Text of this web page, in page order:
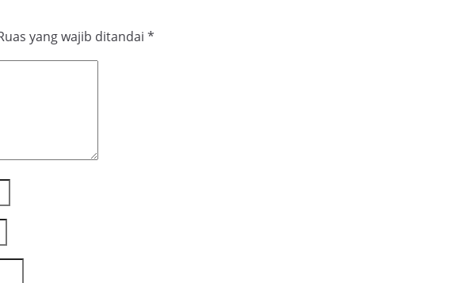
yang wajib ditandai *